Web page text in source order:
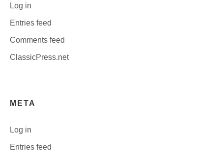
Log in
Entries feed
Comments feed
ClassicPress.net
META
Log in
Entries feed